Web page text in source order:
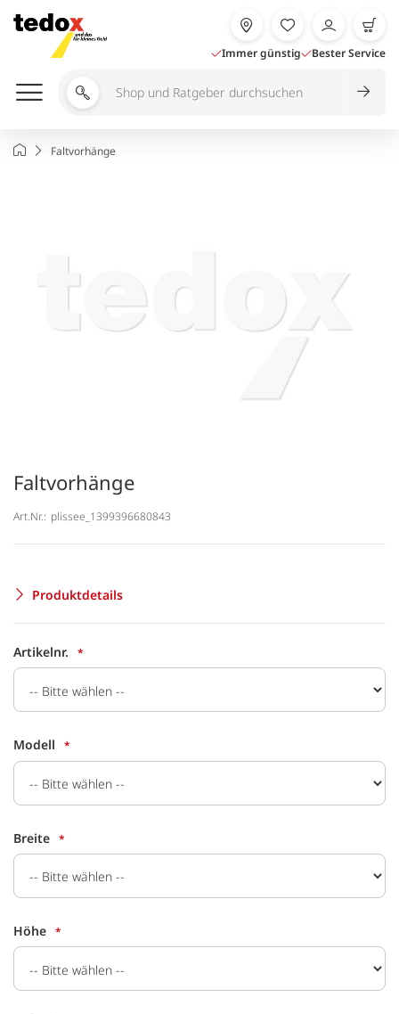
Inhalt
springen
Immer günstig Bester Service
Shop
durchsuchen
StartseiteFaltvorhänge
Faltvorhänge
Art.Nr.: plissee_1399396680843
Produktdetails
Artikelnr.
Modell
Breite
Höhe